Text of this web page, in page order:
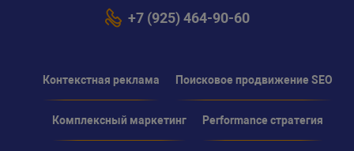
+7 (925) 464-90-60
Контекстная реклама Поисковое продвижение SEO
Комплексный маркетинг Performance стратегия